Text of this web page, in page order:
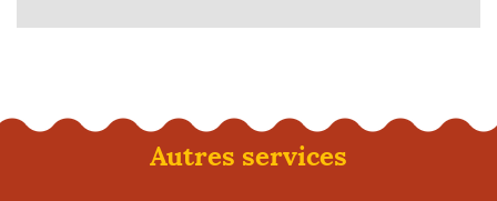
Autres services